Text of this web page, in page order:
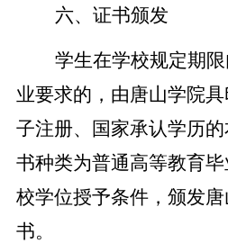
六、证书颁发
学生在学校规定期
业要求的，由唐山学院
子注册、国家承认学历
书种类为普通高等教育
校学位授予条件，颁发
书。